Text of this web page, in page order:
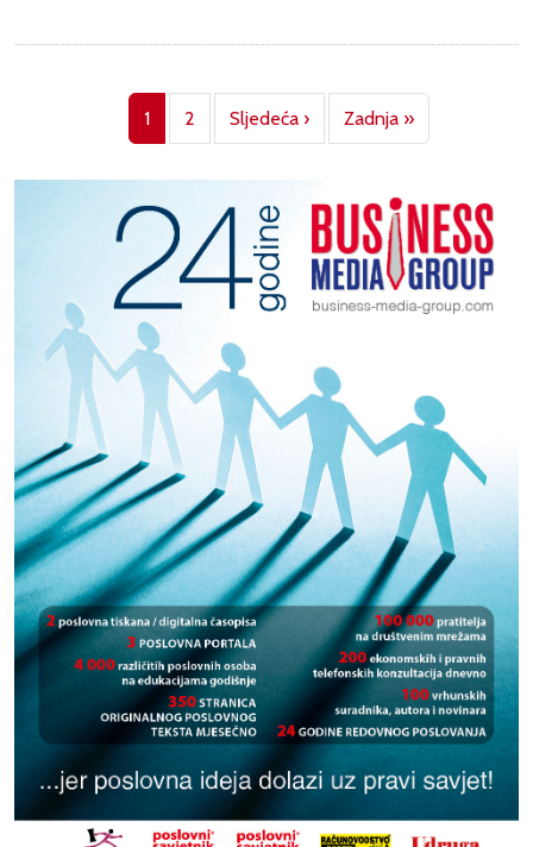
1 2 Sljedeća ›Next page
Zadnja »Last page